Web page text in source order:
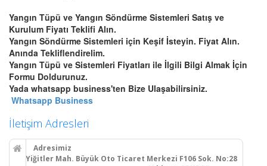
Yangın Tüpü ve Yangın Söndürme Sistemleri Satış ve
Kurulum Fiyatı Teklifi Alın.
Yangın Söndürme Sistemleri için Keşif İsteyin. Fiyat Alın.
Anında Tekliflendirelim.
Yangın Tüpü ve Sistemleri Fiyatları ile İlgili Bilgi Almak İçin
Formu Doldurunuz.
Yada whatsapp business'ten Bize Ulaşabilirsiniz.
Whatsapp Business
İletişim Adresleri
Adresimiz
Yiğitler Mah. Büyük Oto Ticaret Merkezi F106 Sok. No:28